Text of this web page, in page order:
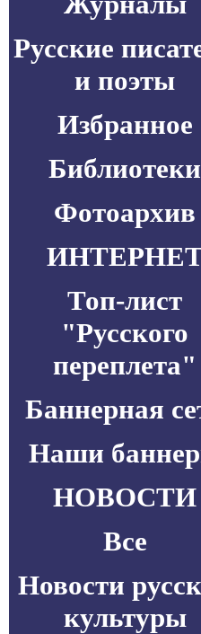
Русские
и поэты
Избранное
Библиотеки
Фотоархив
Топ-лист
"Русского
переплета"
Баннерная
Наши
НОВОСТИ
Все
Новости
культуры